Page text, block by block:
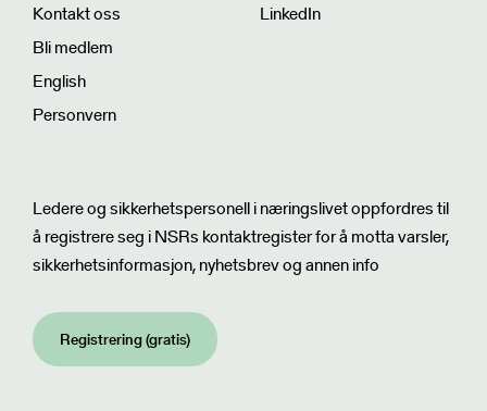
Kontakt oss
Bli medlem
English
Personvern
LinkedIn
Nyhetsbrev
Ledere og sikkerhetspersonell i næringslivet oppfordres til
å registrere seg i NSRs kontaktregister for å motta varsler,
sikkerhetsinformasjon, nyhetsbrev og annen info
Registrering (gratis)